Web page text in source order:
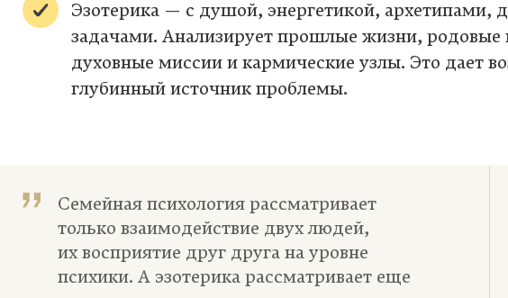
Эзотерика — с душой, энергетикой, архетипами,
задачами. Анализирует прошлые жизни,
духовные миссии и кармические узлы. Это дает
глубинный источник проблемы.
Семейная психология рассматривает
только взаимодействие двух людей,
их восприятие друг друга на уровне
психики. А эзотерика рассматривает еще